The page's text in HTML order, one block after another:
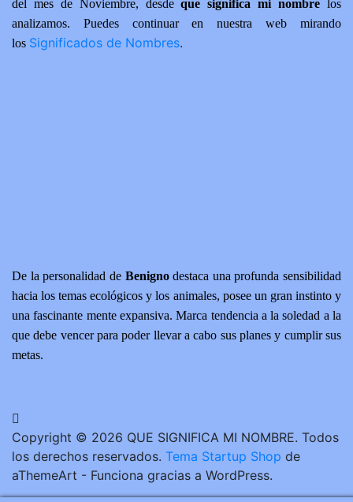
del mes de Noviembre, desdeque significa mi nombre los
analizamos. Puedes continuar en nuestra web mirando
los Significados de Nombres.
De la personalidad de Benignodestaca una profunda sensibilidad
hacia los temas ecológicos y los animales, posee un gran instinto y
una fascinante mente expansiva. Marca tendencia a la soledad a la
que debe vencer para poder llevar a cabo sus planes y cumplir sus
metas.
Copyright © 2026 QUE SIGNIFICA MI NOMBRE. Todos
los derechos reservados. Tema Startup Shop de
aThemeArt - Funciona gracias a WordPress.